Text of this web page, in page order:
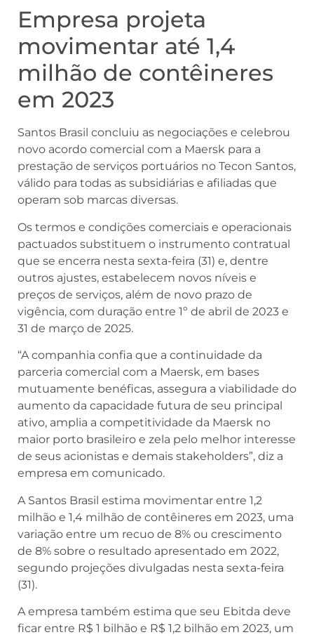
Empresa projeta
movimentar até 1,4
milhão de contêineres
em 2023
Santos Brasil concluiu as negociações e celebrou
novo acordo comercial com a Maersk para a
prestação de serviços portuários no Tecon Santos,
válido para todas as subsidiárias e afiliadas que
operam sob marcas diversas.
Os termos e condições comerciais e operacionais
pactuados substituem o instrumento contratual
que se encerra nesta sexta-feira (31) e, dentre
outros ajustes, estabelecem novos níveis e
preços de serviços, além de novo prazo de
vigência, com duração entre 1º de abril de 2023 e
31 de março de 2025.
“A companhia confia que a continuidade da
parceria comercial com a Maersk, em bases
mutuamente benéficas, assegura a viabilidade do
aumento da capacidade futura de seu principal
ativo, amplia a competitividade da Maersk no
maior porto brasileiro e zela pelo melhor interesse
de seus acionistas e demais stakeholders”, diz a
empresa em comunicado.
A Santos Brasil estima movimentar entre 1,2
milhão e 1,4 milhão de contêineres em 2023, uma
variação entre um recuo de 8% ou crescimento
de 8% sobre o resultado apresentado em 2022,
segundo projeções divulgadas nesta sexta-feira
(31).
A empresa também estima que seu Ebitda deve
ficar entre R$ 1 bilhão e R$ 1,2 bilhão em 2023, um